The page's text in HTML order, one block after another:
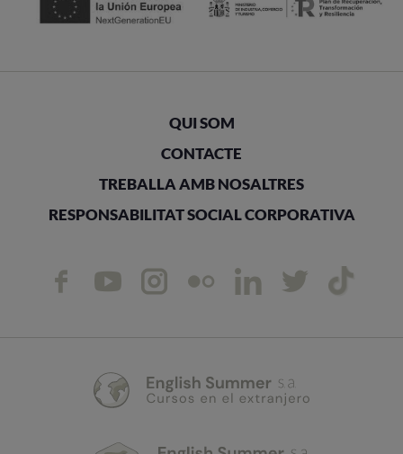
QUI SOM
CONTACTE
TREBALLA AMB NOSALTRES
RESPONSABILITAT SOCIAL CORPORATIVA